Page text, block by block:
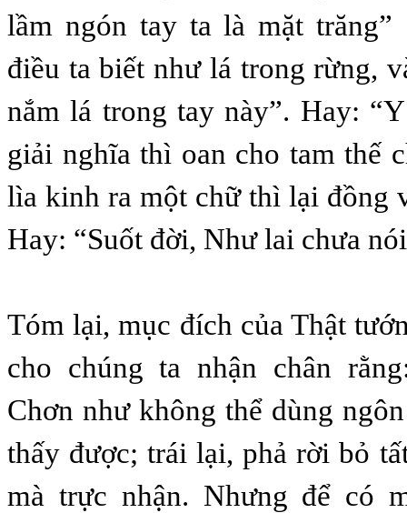
lầm ngón tay ta là mặt trăng”
điều ta biết như lá trong rừng,
nắm lá trong tay này”. Hay:
giải nghĩa thì oan cho tam thế
lìa kinh ra một chữ thì lại đồng
Hay: “Suốt đời, Như lai chưa
Tóm lại, mục đích của Thật
cho chúng ta nhận chân
Chơn như không thể dùng
thấy được; trái lại, phả rời bỏ
mà trực nhận. Nhưng để có